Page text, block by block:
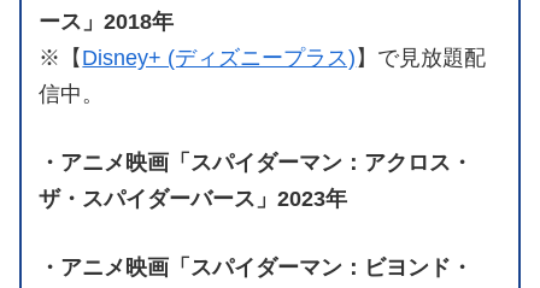
ース」2018年
※【 Disney+ (ディズニープラス) 】で見放題配
信中。
・アニメ映画「スパイダーマン：アクロス・
ザ・スパイダーバース」2023年
・アニメ映画「スパイダーマン：ビヨンド・